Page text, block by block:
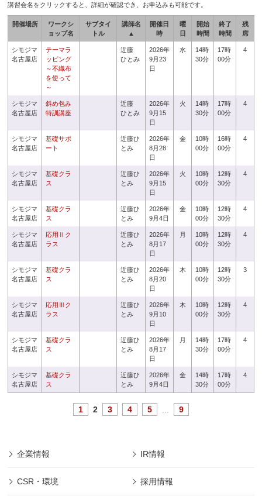
講習会名をクリックすると、詳細が確認でき、お申込みも可能です。
開催場所
ワークシ
ョップ名
サブタイ
トル
講師名
▲
開催日
時
曜
日
開始
時間
終了
時間
残
席
シモジマ
名古屋店
テーマラ
ッピング
～不織布
を使って
～
近藤
ひとみ
2026年
9月23
日
水
14時
30分
17時
00分
4
シモジマ
名古屋店
斜め包み
特訓講座
近藤
ひとみ
2026年
9月15
日
火
14時
30分
17時
00分
4
シモジマ
名古屋店
基礎サポ
ート
近藤ひ
とみ
2026年
8月28
日
金
10時
00分
16時
00分
4
シモジマ
名古屋店
基礎クラ
ス
近藤ひ
とみ
2026年
9月15
日
火
10時
00分
12時
30分
4
シモジマ
名古屋店
基礎クラ
ス
近藤ひ
とみ
2026年
9月4日
金
10時
00分
12時
30分
4
シモジマ
名古屋店
応用Ⅱク
ラス
近藤ひ
とみ
2026年
8月17
日
月
10時
00分
12時
30分
4
シモジマ
名古屋店
基礎クラ
ス
近藤ひ
とみ
2026年
8月20
日
木
10時
00分
12時
30分
3
シモジマ
名古屋店
応用Ⅲク
ラス
近藤ひ
とみ
2026年
9月10
日
木
10時
00分
12時
30分
4
シモジマ
名古屋店
基礎クラ
ス
近藤ひ
とみ
2026年
8月17
日
月
14時
30分
17時
00分
4
シモジマ
名古屋店
基礎クラ
ス
近藤ひ
とみ
2026年
9月4日
金
14時
30分
17時
00分
4
1 2 3 4 5 9
企業情報 IR情報
CSR・環境 採用情報